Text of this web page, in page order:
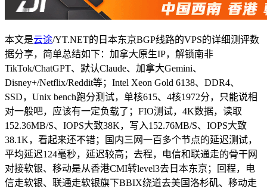
本文是云途/YT.NET的日本东京BGP线路的VPS的详细测评数
据分享，简单总结如下：加拿大原生IP，解锁南非
TikTok/ChatGPT、默认Claude、加拿大Gemini、
Disney+/Netflix/Reddit等；Intel Xeon Gold 6138、DDR4、
SSD，Unix bench跑分测试，单核615、4核1972分，只能说相
对一般吧，应该有一定负载了；FIO测试，4K数据，读取
152.36MB/S、IOPS大致38K，写入152.76MB/S、IOPS大致
38.1K，看起来还不错；国内三网一百多个节点的延迟测试，
平均延迟124毫秒，延迟较高；去程，电信和联通走的骨干网
对接软银、移动是从香港CMI转level3去日本东京；回程，电
信走软银、联通走软银旗下BBIX绕道去美国洛杉矶、移动走